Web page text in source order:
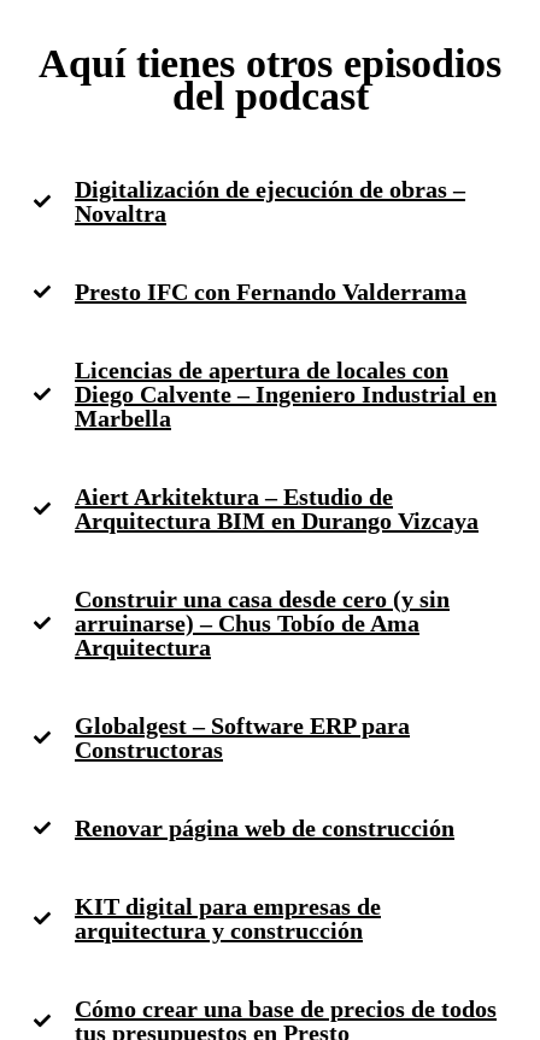
Aquí tienes otros episodios
del podcast
Digitalización de ejecución de obras –
Novaltra
Presto IFC con Fernando Valderrama
Licencias de apertura de locales con
Diego Calvente – Ingeniero Industrial en
Marbella
Aiert Arkitektura – Estudio de
Arquitectura BIM en Durango Vizcaya
Construir una casa desde cero (y sin
arruinarse) – Chus Tobío de Ama
Arquitectura
Globalgest – Software ERP para
Constructoras
Renovar página web de construcción
KIT digital para empresas de
arquitectura y construcción
Cómo crear una base de precios de todos
tus presupuestos en Presto